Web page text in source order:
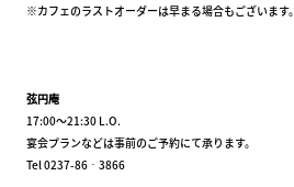
※カフェのラストオーダーは早まる場合もございます。
弦円庵
17:00～21:30 L.O.
宴会プランなどは事前のご予約にて承ります。
Tel 0237-86‐3866